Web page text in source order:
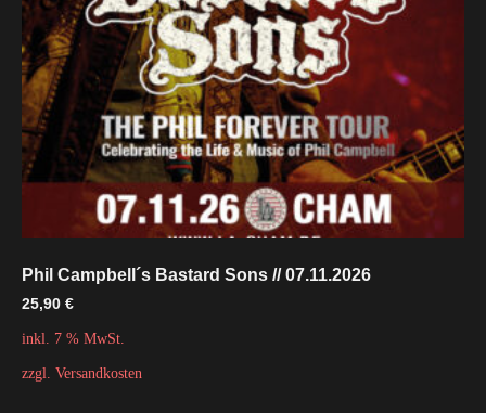
Phil Campbell´s Bastard Sons // 07.11.2026
25,90 €
inkl. 7 % MwSt.
zzgl. Versandkosten